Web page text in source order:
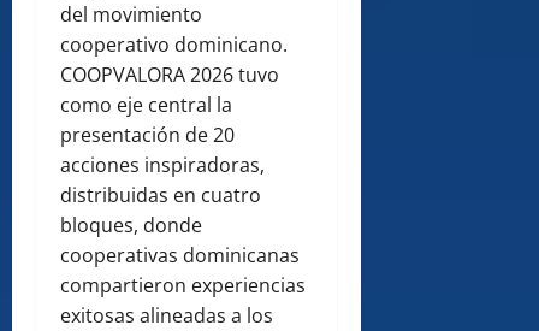
del movimiento
cooperativo dominicano.
COOPVALORA 2026 tuvo
como eje central la
presentación de 20
acciones inspiradoras,
distribuidas en cuatro
bloques, donde
cooperativas dominicanas
compartieron experiencias
exitosas alineadas a los